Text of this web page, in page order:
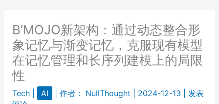
B’MOJO新架构：通过动态整合形
象记忆与渐变记忆，克服现有模型
在记忆管理和长序列建模上的局限
性
Tech| AI | 作者： NullThought 2024-12-13
发表